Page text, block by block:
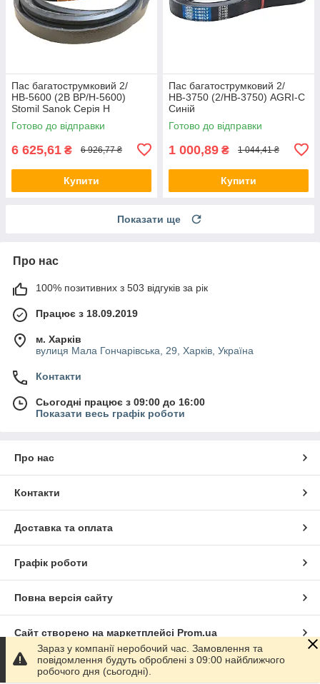
Пас багатострумковий 2/
НВ-5600 (2B BP/H-5600)
Stomil Sanok Серія H
Готово до відправки
6 625,61 ₴ 6 926,77 ₴
Купити
Пас багатострумковий 2/
НВ-3750 (2/HB-3750) AGRI-C
Синій
Готово до відправки
1 000,89 ₴ 1 044,41 ₴
Купити
Показати ще
Про нас
100% позитивних з 503 відгуків за рік
Працює з 18.09.2019
м. Харків
вулиця Мала Гончарівська, 29, Харків, Україна
Контакти
Сьогодні працює з 09:00 до 16:00
Показати весь графік роботи
Про нас
Контакти
Доставка та оплата
Графік роботи
Повна версія сайту
Сайт створено на маркетплейсі Prom.ua
Політика конфіденційності
Зараз у компанії неробочий час. Замовлення та
повідомлення будуть оброблені з 09:00 найближчого
робочого дня (сьогодні).